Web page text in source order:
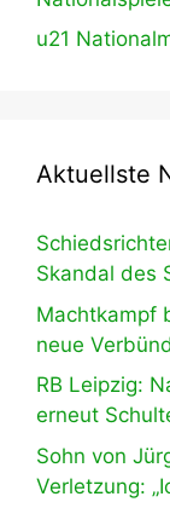
u21
Aktuellste
Skandal des
Machtkampf
neue
RB Leipzig:
erneut
Sohn von
Verletzung: